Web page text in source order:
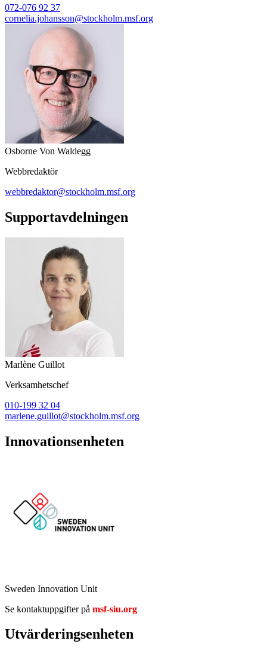
072-076 92 37
cornelia.johansson@stockholm.msf.org
Osborne Von Waldegg
Webbredaktör
webbredaktor@stockholm.msf.org
Supportavdelningen
Marlène Guillot
Verksamhetschef
010-199 32 04
marlene.guillot@stockholm.msf.org
Innovationsenheten
Sweden Innovation Unit
Se kontaktuppgifter på msf-siu.org
Utvärderingsenheten